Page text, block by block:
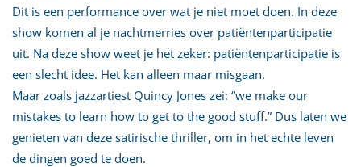
Dit is een performance over wat je niet moet doen. In deze
show komen al je nachtmerries over patiëntenparticipatie
uit. Na deze show weet je het zeker: patiëntenparticipatie is
een slecht idee. Het kan alleen maar misgaan.
Maar zoals jazzartiest Quincy Jones zei: “we make our
mistakes to learn how to get to the good stuff.” Dus laten we
genieten van deze satirische thriller, om in het echte leven
de dingen goed te doen.